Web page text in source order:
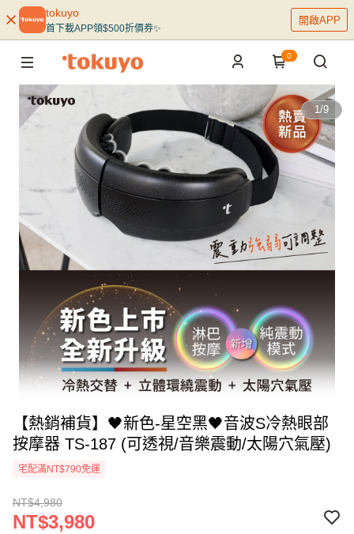
tokuyo
首下載APP領$500折價券✨
開啟APP
0
1/9
【熱銷補貨】🖤新色-星空黑🖤音波S冷熱眼部
按摩器 TS-187 (可透視/音樂震動/太陽穴氣壓)
宅配滿NT$790免運
NT$4,980
NT$3,980